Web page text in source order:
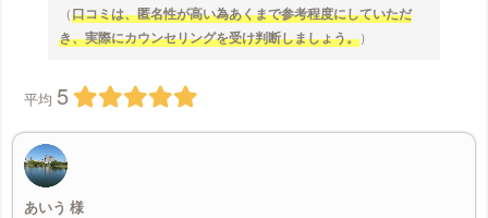
（口コミは、匿名性が高い為あくまで参考程度にしていただ
き、実際にカウンセリングを受け判断しましょう。）
平均 5
あいう